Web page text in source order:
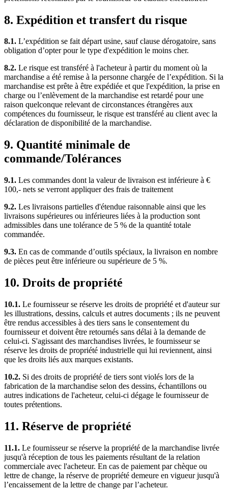
8. Expédition et transfert du risque
8.1. L’expédition se fait départ usine, sauf clause dérogatoire, sans
obligation d’opter pour le type d'expédition le moins cher.
8.2. Le risque est transféré à l'acheteur à partir du moment où la
marchandise a été remise à la personne chargée de l’expédition. Si la
marchandise est prête à être expédiée et que l'expédition, la prise en
charge ou l’enlèvement de la marchandise est retardé pour une
raison quelconque relevant de circonstances étrangères aux
compétences du fournisseur, le risque est transféré au client avec la
déclaration de disponibilité de la marchandise.
9. Quantité minimale de
commande/Tolérances
9.1. Les commandes dont la valeur de livraison est inférieure à €
100,- nets se verront appliquer des frais de traitement
9.2. Les livraisons partielles d'étendue raisonnable ainsi que les
livraisons supérieures ou inférieures liées à la production sont
admissibles dans une tolérance de 5 % de la quantité totale
commandée.
9.3. En cas de commande d’outils spéciaux, la livraison en nombre
de pièces peut être inférieure ou supérieure de 5 %.
10. Droits de propriété
10.1. Le fournisseur se réserve les droits de propriété et d'auteur sur
les illustrations, dessins, calculs et autres documents ; ils ne peuvent
être rendus accessibles à des tiers sans le consentement du
fournisseur et doivent être retournés sans délai à la demande de
celui-ci. S'agissant des marchandises livrées, le fournisseur se
réserve les droits de propriété industrielle qui lui reviennent, ainsi
que les droits liés aux marques existants.
10.2. Si des droits de propriété de tiers sont violés lors de la
fabrication de la marchandise selon des dessins, échantillons ou
autres indications de l'acheteur, celui-ci dégage le fournisseur de
toutes prétentions.
11. Réserve de propriété
11.1. Le fournisseur se réserve la propriété de la marchandise livrée
jusqu'à réception de tous les paiements résultant de la relation
commerciale avec l'acheteur. En cas de paiement par chèque ou
lettre de change, la réserve de propriété demeure en vigueur jusqu'à
l’encaissement de la lettre de change par l’acheteur.